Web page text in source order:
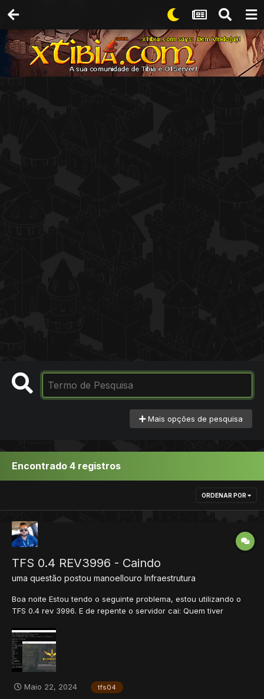
Mais opções de pesquisa
Encontrado 4 registros
ORDENAR POR
TFS 0.4 REV3996 - Caindo
uma questão postou manoellouro Infraestrutura
Boa noite Estou tendo o seguinte problema, estou utilizando o
TFS 0.4 rev 3996. E de repente o servidor cai: Quem tiver
Louro
Maio 22, 2024 tfs04